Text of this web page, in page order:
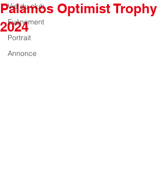
Vie du club
Evènement
Portrait
Annonce
Palamos Optimist Trophy
2024